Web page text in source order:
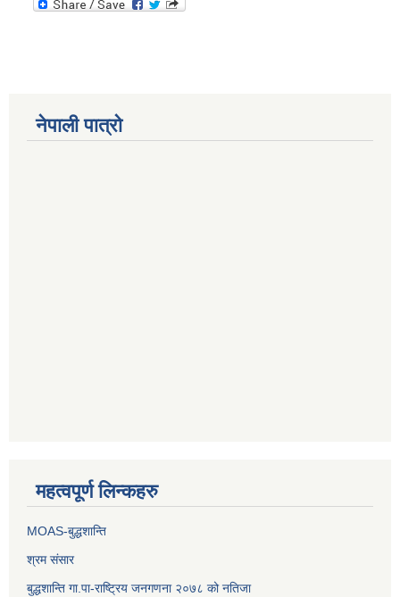
नेपाली पात्रो
महत्वपूर्ण लिन्कहरु
MOAS-बुद्धशान्ति
श्रम संसार
बुद्धशान्ति गा.पा-राष्ट्रिय जनगणना २०७८ को नतिजा